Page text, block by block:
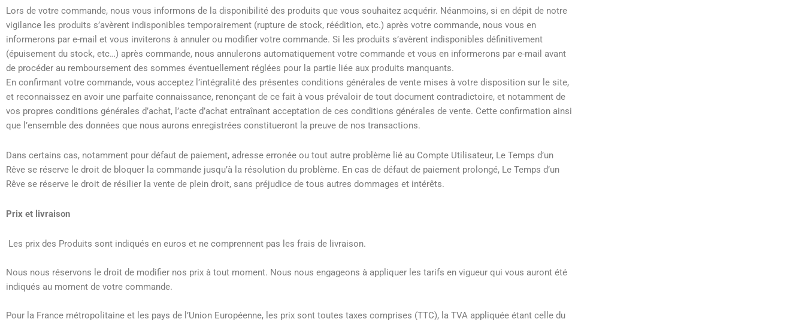
Lors de votre commande, nous vous informons de la disponibilité des produits que vous souhaitez acquérir. Néanmoins, si en dépit de notre
vigilance les produits s’avèrent indisponibles temporairement (rupture de stock, réédition, etc.) après votre commande, nous vous en
informerons par e-mail et vous inviterons à annuler ou modifier votre commande. Si les produits s’avèrent indisponibles définitivement
(épuisement du stock, etc…) après commande, nous annulerons automatiquement votre commande et vous en informerons par e-mail avant
de procéder au remboursement des sommes éventuellement réglées pour la partie liée aux produits manquants.
En confirmant votre commande, vous acceptez l’intégralité des présentes conditions générales de vente mises à votre disposition sur le site,
et reconnaissez en avoir une parfaite connaissance, renonçant de ce fait à vous prévaloir de tout document contradictoire, et notamment de
vos propres conditions générales d’achat, l’acte d’achat entraînant acceptation de ces conditions générales de vente. Cette confirmation ainsi
que l’ensemble des données que nous aurons enregistrées constitueront la preuve de nos transactions.
Dans certains cas, notamment pour défaut de paiement, adresse erronée ou tout autre problème lié au Compte Utilisateur, Le Temps d’un
Rêve se réserve le droit de bloquer la commande jusqu’à la résolution du problème. En cas de défaut de paiement prolongé, Le Temps d’un
Rêve se réserve le droit de résilier la vente de plein droit, sans préjudice de tous autres dommages et intérêts.
Prix et livraison
Les prix des Produits sont indiqués en euros et ne comprennent pas les frais de livraison.
Nous nous réservons le droit de modifier nos prix à tout moment. Nous nous engageons à appliquer les tarifs en vigueur qui vous auront été
indiqués au moment de votre commande.
Pour la France métropolitaine et les pays de l’Union Européenne, les prix sont toutes taxes comprises (TTC), la TVA appliquée étant celle du